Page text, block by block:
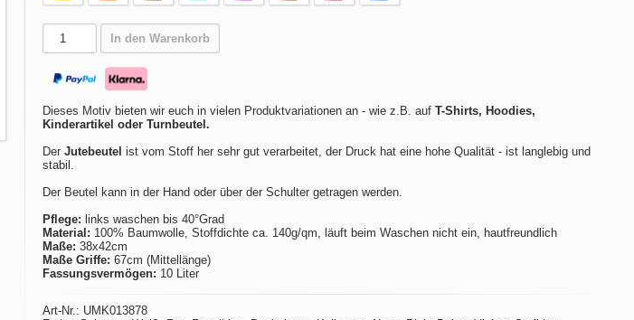
In den Warenkorb
Dieses Motiv bieten wir euch in vielen Produktvariationen an - wie z.B. auf T-Shirts, Hoodies,
Kinderartikel oder Turnbeutel.
Der Jutebeutel ist vom Stoff her sehr gut verarbeitet, der Druck hat eine hohe Qualität - ist langlebig und
stabil.
Der Beutel kann in der Hand oder über der Schulter getragen werden.
Pflege: links waschen bis 40°Grad
Material: 100% Baumwolle, Stoffdichte ca. 140g/qm, läuft beim Waschen nicht ein, hautfreundlich
Maße: 38x42cm
Maße Griffe: 67cm (Mittellänge)
Fassungsvermögen: 10 Liter
Art-Nr.: UMK013878